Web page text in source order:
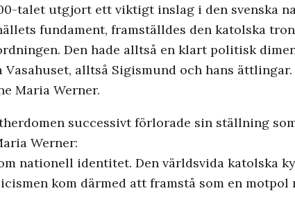
talet utgjort ett viktigt inslag i den svenska
fundament, framställdes den katolska
Den hade alltså en klart politisk
alltså Sigismund och hans
Maria Werner.
successivt förlorade sin ställning
Werner:
nationell identitet. Den världsvida katolska
kom därmed att framstå som en motpol